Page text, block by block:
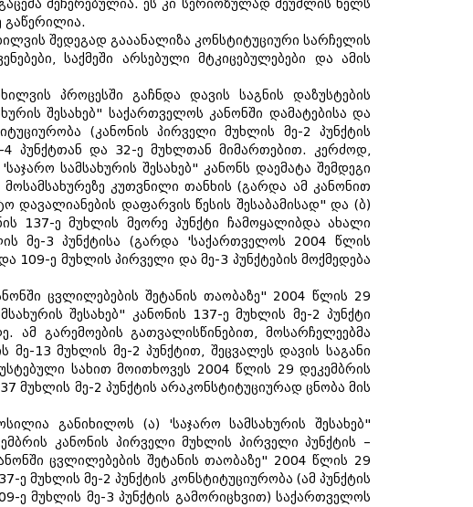
შეჩერებულია. ეს კი სერიოზულად შეუშლის ხელს
გაწერილია.
შედეგად გააანალიზა კონსტიტუციური სარჩელის
საქმეში არსებული მტკიცებულებები და ამის
პროცესში გაჩნდა დავის საგნის დაზუსტების
შესახებ" საქართველოს კანონში დამატებისა და
(კანონის პირველი მუხლის მე-2 პუნქტის
პუნქტთან და 32-ე მუხლთან მიმართებით. კერძოდ,
სამსახურის შესახებ" კანონს დაემატა შემდეგი
კუთვნილი თანხის (გარდა ამ კანონით
დავალიანების დაფარვის წესის შესაბამისად" და (ბ)
137-ე მუხლის მეორე პუნქტი ჩამოყალიბდა ახალი
მე-3 პუნქტისა (გარდა 'საქართველოს 2004 წლის
109-ე მუხლის პირველი და მე-3 პუნქტების მოქმედება
ცვლილებების შეტანის თაობაზე" 2004 წლის 29
შესახებ" კანონის 137-ე მუხლის მე-2 პუნქტი
გარემოების გათვალისწინებით, მოსარჩელეებმა
13 მუხლის მე-2 პუნქტით, შეცვალეს დავის საგანი
სახით მოითხოვეს 2004 წლის 29 დეკემბრის
მუხლის მე-2 პუნქტის არაკონსტიტუციურად ცნობა მის
განიხილოს (ა) 'საჯარო სამსახურის შესახებ"
კანონის პირველი მუხლის პირველი პუნქტის –
ცვლილებების შეტანის თაობაზე" 2004 წლის 29
ე მუხლის მე-2 პუნქტის კონსტიტუციურობა (ამ პუნქტის
ე მუხლის მე-3 პუნქტის გამორიცხვით) საქართველოს